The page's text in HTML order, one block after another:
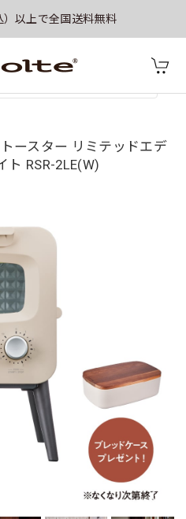
以上で全国送料無料
ースター リミテッドエデ
ト RSR-2LE(W)